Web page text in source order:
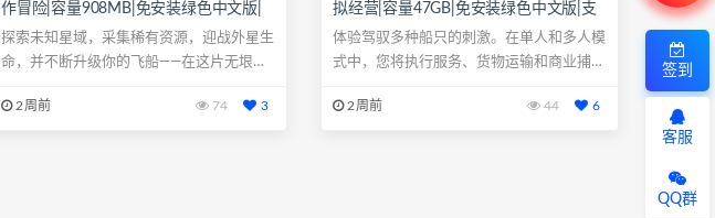
作冒险|容量908MB|免安装绿色中文版|
支持键盘.鼠标.手柄
探索未知星域，采集稀有资源，迎战外星生
命，并不断升级你的飞船——在这片无垠宇
2周前 74 3
拟经营|容量47GB|免安装绿色中文版|支
持键盘.鼠标.手柄
体验驾驭多种船只的刺激。在单人和多人模
式中，您将执行服务、货物运输和商业捕鱼
2周前 44 6
签到
客服
QQ群